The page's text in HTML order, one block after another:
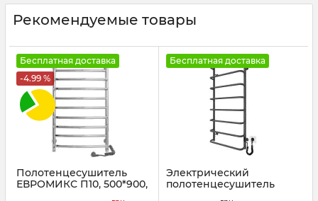
Рекомендуемые товары
Бесплатная доставка
-4.99 %
Полотенцесушитель
ЕВРОМИКС П10, 500*900,
Бесплатная доставка
Электрический
полотенцесушитель